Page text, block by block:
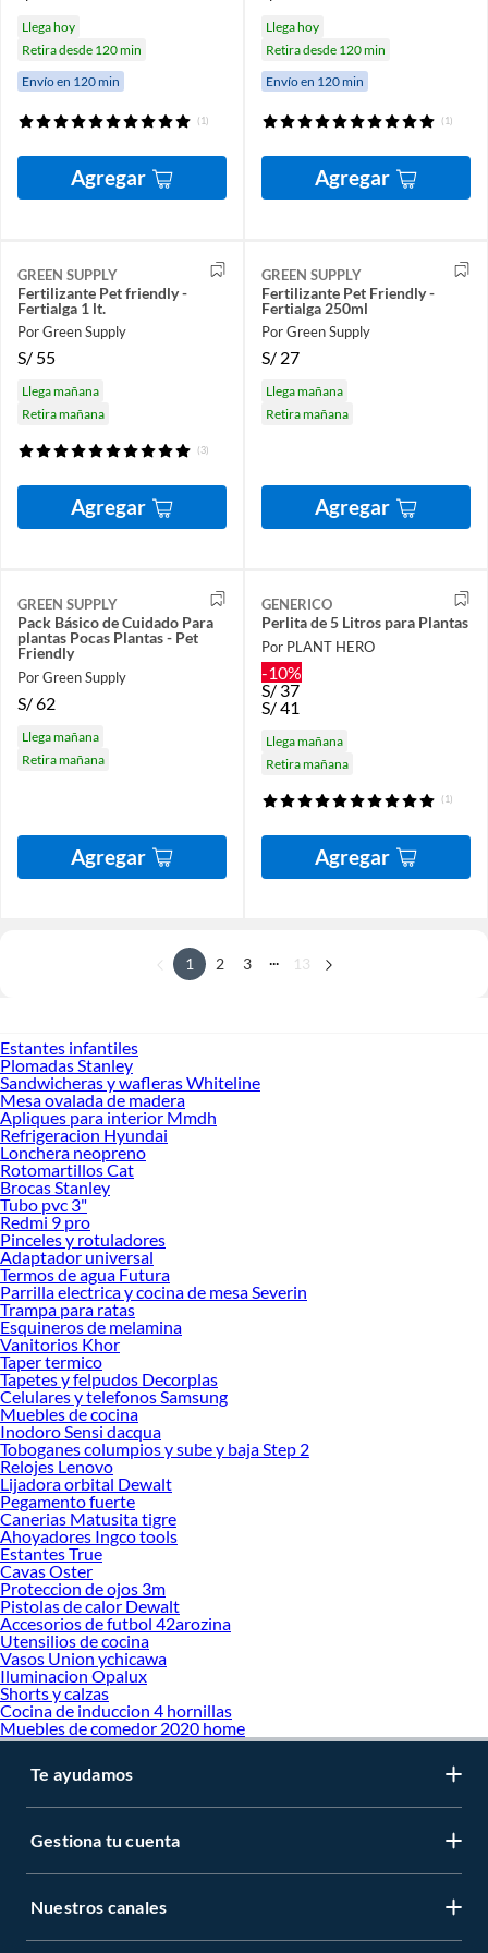
Llega hoy
Retira desde 120 min
Envío en 120 min
(1)
Agregar
Llega hoy
Retira desde 120 min
Envío en 120 min
(1)
Agregar
GREEN SUPPLY
Fertilizante Pet friendly -
Fertialga 1 lt.
Por Green Supply
S/ 55
Llega mañana
Retira mañana
(3)
Agregar
GREEN SUPPLY
Fertilizante Pet Friendly -
Fertialga 250ml
Por Green Supply
S/ 27
Llega mañana
Retira mañana
Agregar
GREEN SUPPLY
Pack Básico de Cuidado Para
plantas Pocas Plantas - Pet
Friendly
Por Green Supply
S/62
Llega mañana
Retira mañana
Agregar
GENERICO
Perlita de 5 Litros para Plantas
Por PLANT HERO
-10%
S/37
S/41
Llega mañana
Retira mañana
(1)
Agregar
1 2 3 ... 13
Estantes infantiles
Plomadas Stanley
Sandwicheras y wafleras Whiteline
Mesa ovalada de madera
Apliques para interior Mmdh
Refrigeracion Hyundai
Lonchera neopreno
Rotomartillos Cat
Brocas Stanley
Tubo pvc 3"
Redmi 9 pro
Pinceles y rotuladores
Adaptador universal
Termos de agua Futura
Parrilla electrica y cocina de mesa Severin
Trampa para ratas
Esquineros de melamina
Vanitorios Khor
Taper termico
Tapetes y felpudos Decorplas
Celulares y telefonos Samsung
Muebles de cocina
Inodoro Sensi dacqua
Toboganes columpios y sube y baja Step 2
Relojes Lenovo
Lijadora orbital Dewalt
Pegamento fuerte
Canerias Matusita tigre
Ahoyadores Ingco tools
Estantes True
Cavas Oster
Proteccion de ojos 3m
Pistolas de calor Dewalt
Accesorios de futbol 42arozina
Utensilios de cocina
Vasos Union ychicawa
Iluminacion Opalux
Shorts y calzas
Cocina de induccion 4 hornillas
Muebles de comedor 2020 home
Te ayudamos
Gestiona tu cuenta
Nuestros canales